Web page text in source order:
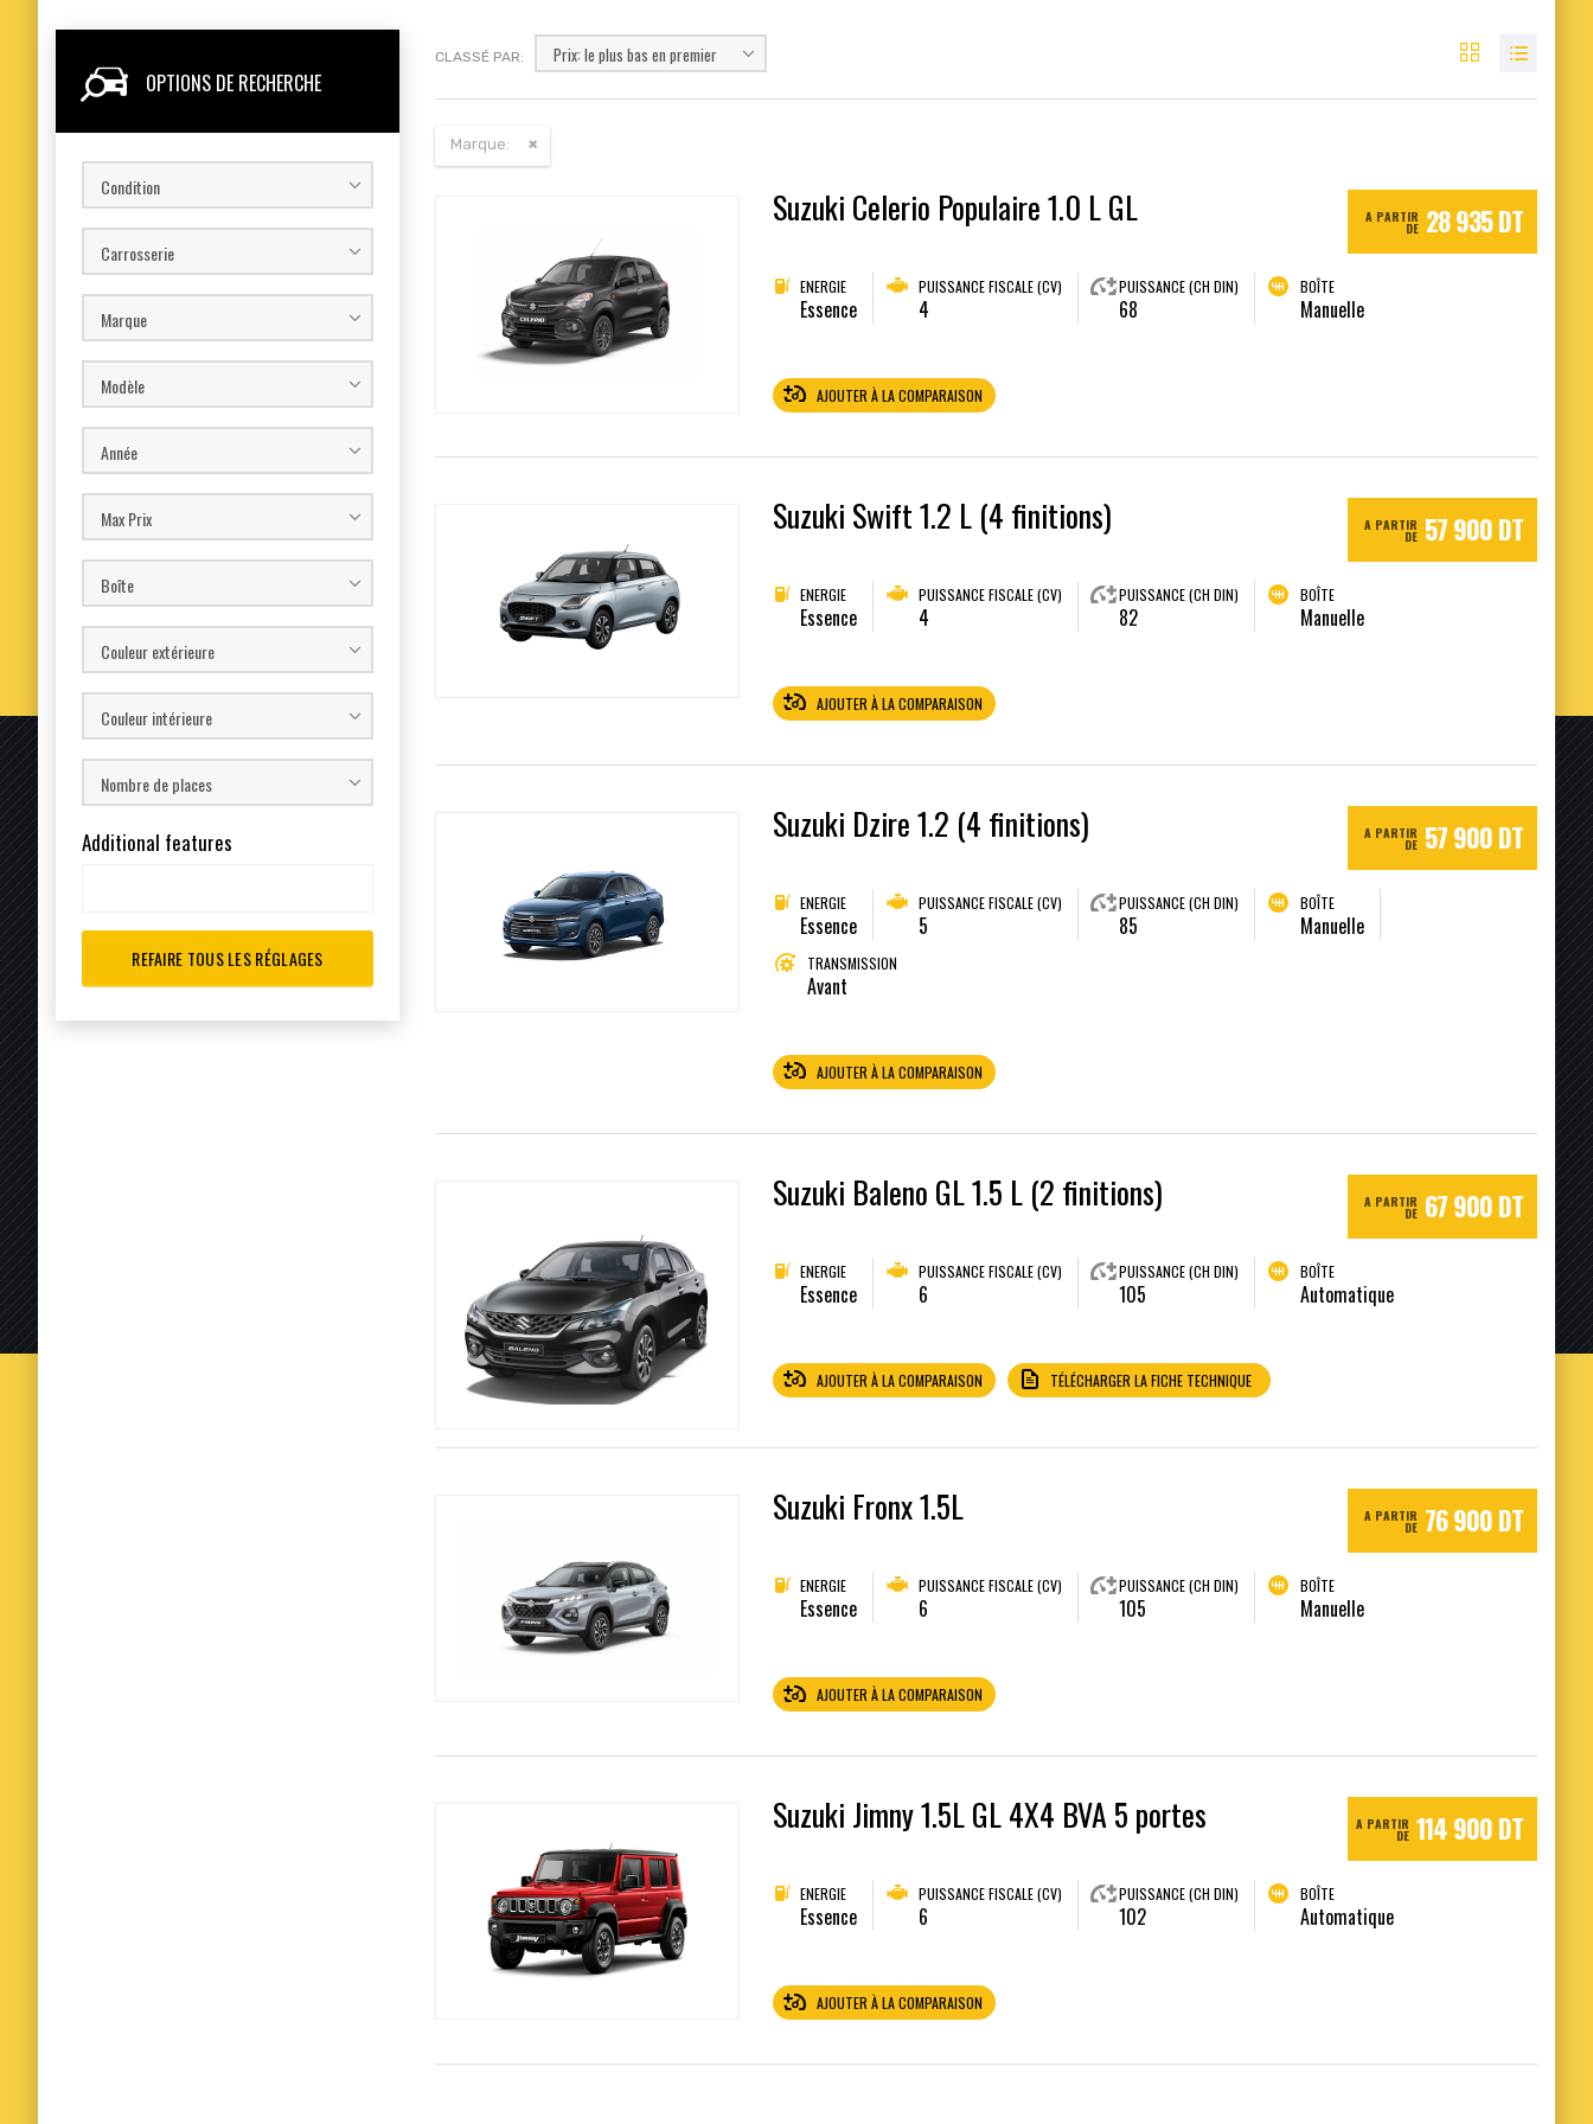
OPTIONS DE RECHERCHE
Condition
Carrosserie
Marque
Modèle
Année
Max Prix
Boîte
Couleur extérieure
Couleur intérieure
Nombre de places
Additional features
REFAIRE TOUS LES RÉGLAGES
CLASSÉ PAR: Prix: le plus bas en premier
Marque:
A PARTIR
DE 28 935 DT
Suzuki Celerio Populaire 1.0 L GL
ENERGIE
Essence
PUISSANCE FISCALE (CV)
4
PUISSANCE (CH DIN)
68
BOÎTE
Manuelle
AJOUTER À LA COMPARAISON
A PARTIR
DE 57 900 DT
Suzuki Swift 1.2 L (4 finitions)
ENERGIE
Essence
PUISSANCE FISCALE (CV)
4
PUISSANCE (CH DIN)
82
BOÎTE
Manuelle
AJOUTER À LA COMPARAISON
A PARTIR
DE 57 900 DT
Suzuki Dzire 1.2 (4 finitions)
ENERGIE
Essence
PUISSANCE FISCALE (CV)
5
PUISSANCE (CH DIN)
85
BOÎTE
Manuelle
TRANSMISSION
Avant
AJOUTER À LA COMPARAISON
A PARTIR
DE 67 900 DT
Suzuki Baleno GL 1.5 L (2 finitions)
ENERGIE
Essence
PUISSANCE FISCALE (CV)
6
PUISSANCE (CH DIN)
105
BOÎTE
Automatique
AJOUTER À LA COMPARAISON TÉLÉCHARGER LA FICHE TECHNIQUE
A PARTIR
DE 76 900 DT
Suzuki Fronx 1.5L
ENERGIE
Essence
PUISSANCE FISCALE (CV)
6
PUISSANCE (CH DIN)
105
BOÎTE
Manuelle
AJOUTER À LA COMPARAISON
A PARTIR
DE 114 900 DT
Suzuki Jimny 1.5L GL 4X4 BVA 5 portes
ENERGIE
Essence
PUISSANCE FISCALE (CV)
6
PUISSANCE (CH DIN)
102
BOÎTE
Automatique
AJOUTER À LA COMPARAISON